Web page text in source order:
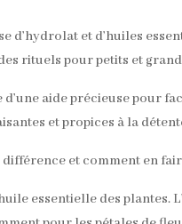
d’hydrolat et d’huiles
rituels pour petits et
aide précieuse pour
et propices à la
et comment en
essentielle des plantes.